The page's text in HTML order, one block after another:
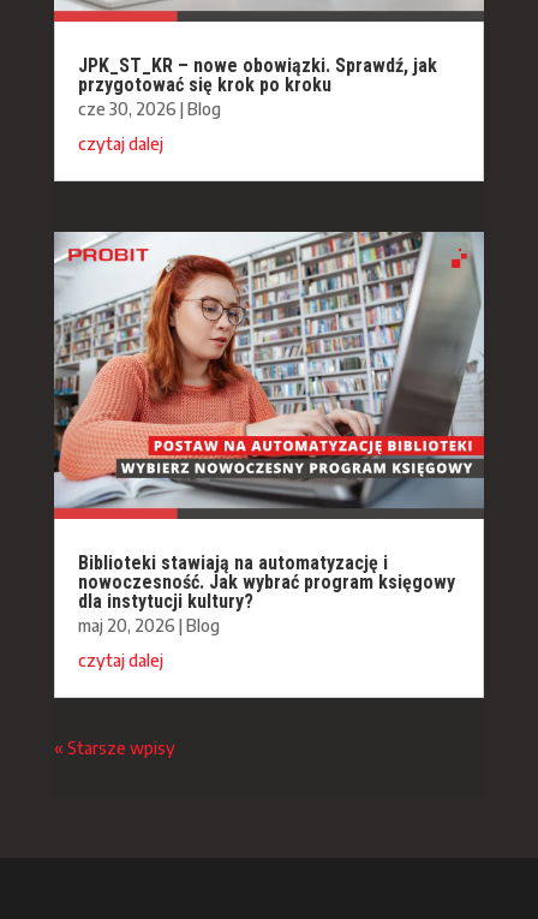
JPK_ST_KR – nowe obowiązki. Sprawdź, jak
przygotować się krok po kroku
cze 30, 2026 |Blog
czytaj dalej
Biblioteki stawiają na automatyzację i
nowoczesność. Jak wybrać program księgowy
dla instytucji kultury?
maj 20, 2026 |Blog
czytaj dalej
« Starsze wpisy